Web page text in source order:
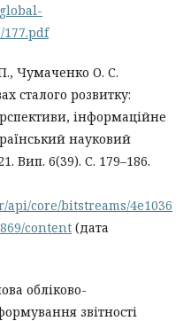
Чумаченко О. С.
сталого розвитку:
інформаційне
науковий
Вип. 6(39). С. 179–186.
api/core/bitstreams/4e1036
content (дата
обліково-
звітності